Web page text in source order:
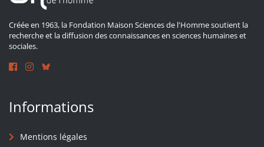
Créée en 1963, la Fondation Maison Sciences de l'Homme soutient la
recherche et la diffusion des connaissances en sciences humaines et
sociales.
Informations
Mentions légales